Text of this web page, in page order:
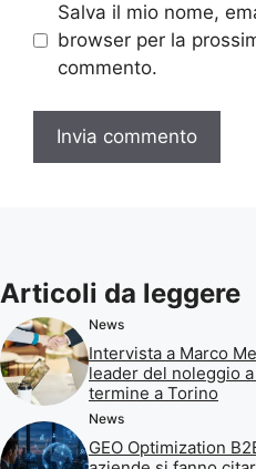
Salva il mio nome,
browser per la
commento.
Articoli da leggere
News
Intervista a Marco
leader del noleggio
termine a Torino
News
GEO Optimization